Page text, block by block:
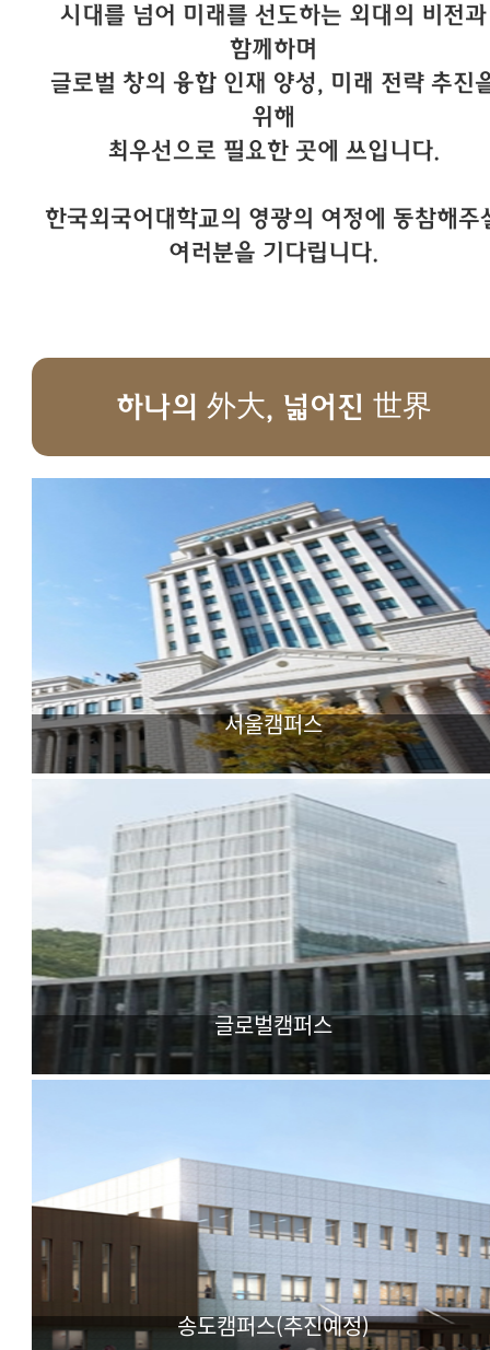
시대를 넘어 미래를 선도하는 외대의 비전과
함께하며
글로벌 창의 융합 인재 양성, 미래 전략 추진
위해
최우선으로 필요한 곳에 쓰입니다.
한국외국어대학교의 영광의 여정에 동참해주
여러분을 기다립니다.
하나의 外大, 넓어진 世界
서울캠퍼스
어문·사회과학 중심
다국어 외국학대학
글로벌캠퍼스
송도캠퍼스(추진예정)